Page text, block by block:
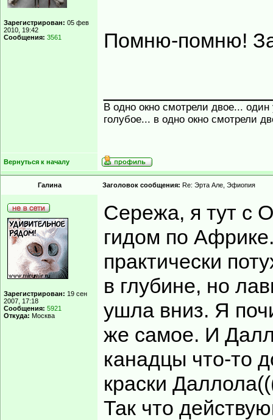
Зарегистрирован: 05 фев
2010, 19:42
Сообщения: 3561 Помню-помню!
В одно окно смотрели двое...
голубое... в одно окно смотрели
Вернуться к началу
Гaлинa Заголовок сообщения: Re: Эрта Але, Эфиопия
Зарегистрирован: 19 сен
2007, 17:18
Сообщения: 5921
Откуда: Москва
Сережа, я тут с
гидом по
практически
в глубине, но
ушла вниз. Я
же самое. И
канадцы что-то
краски
Так что